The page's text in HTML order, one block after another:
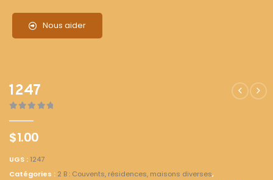
Nous aider
1247
$1.00
UGS : 1247
Catégories : 2 B : Couvents, résidences, maisons diverses,